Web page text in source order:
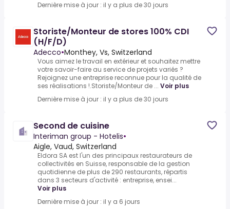
Dernière mise à jour : il y a plus de 30 jours
Storiste/Monteur de stores 100% CDI
(H/F/D)
Adecco•Monthey, Vs, Switzerland
Vous aimez le travail en extérieur et souhaitez mettre
votre savoir-faire au service de projets variés ?
Rejoignez une entreprise reconnue pour la qualité de
ses réalisations !.Storiste/Monteur de ... Voir plus
Dernière mise à jour : il y a plus de 30 jours
Second de cuisine
Interiman group - Hotelis•
Aigle, Vaud, Switzerland
Eldora SA est l'un des principaux restaurateurs de
collectivités en Suisse, responsable de la gestion
quotidienne de plus de 290 restaurants, répartis
dans 3 secteurs d'activité : entreprise, ensei...
Voir plus
Dernière mise à jour : il y a 6 jours